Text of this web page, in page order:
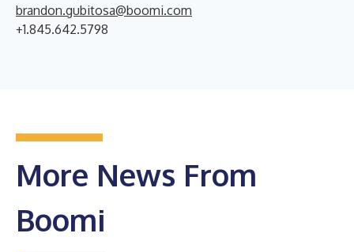
brandon.gubitosa@boomi.com
+1.845.642.5798
More News From
Boomi